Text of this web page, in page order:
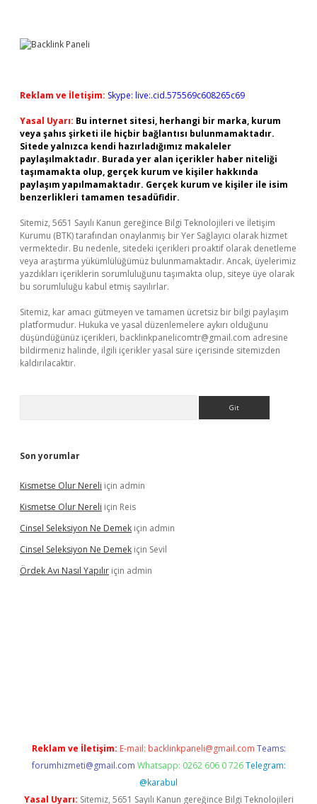
Reklam ve İletişim: Skype: live:.cid.575569c608265c69
Yasal Uyarı: Bu internet sitesi, herhangi bir marka, kurum
veya şahıs şirketi ile hiçbir bağlantısı bulunmamaktadır.
Sitede yalnızca kendi hazırladığımız makaleler
paylaşılmaktadır. Burada yer alan içerikler haber niteliği
taşımamakta olup, gerçek kurum ve kişiler hakkında
paylaşım yapılmamaktadır. Gerçek kurum ve kişiler ile isim
benzerlikleri tamamen tesadüfidir.
Sitemiz, 5651 Sayılı Kanun gereğince Bilgi Teknolojileri ve İletişim
Kurumu (BTK) tarafından onaylanmış bir Yer Sağlayıcı olarak hizmet
vermektedir. Bu nedenle, sitedeki içerikleri proaktif olarak denetleme
veya araştırma yükümlülüğümüz bulunmamaktadır. Ancak, üyelerimiz
yazdıkları içeriklerin sorumluluğunu taşımakta olup, siteye üye olarak
bu sorumluluğu kabul etmiş sayılırlar.
Sitemiz, kar amacı gütmeyen ve tamamen ücretsiz bir bilgi paylaşım
platformudur. Hukuka ve yasal düzenlemelere aykırı olduğunu
düşündüğünüz içerikleri, backlinkpanelicomtr@gmail.com adresine
bildirmeniz halinde, ilgili içerikler yasal süre içerisinde sitemizden
kaldırılacaktır.
Son yorumlar
Kismetse Olur Nereli için admin
Kismetse Olur Nereli için Reis
Cinsel Seleksiyon Ne Demek için admin
Cinsel Seleksiyon Ne Demek için Sevil
Ördek Avı Nasıl Yapılır için admin
Reklam ve İletişim: E-mail: backlinkpaneli@gmail.com Teams:
forumhizmeti@gmail.com Whatsapp: 0262 606 0 726 Telegram:
@karabul
Yasal Uyarı: Sitemiz, 5651 Sayılı Kanun gereğince Bilgi Teknolojileri